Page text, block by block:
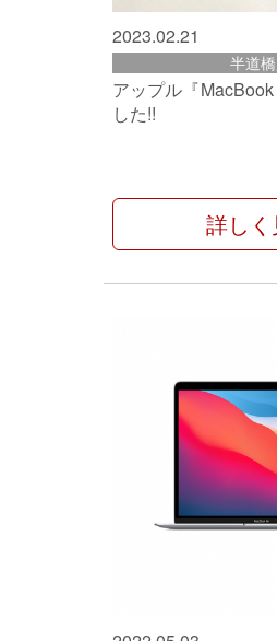
2023.02.21
半道
アップル『
した!!
詳しく